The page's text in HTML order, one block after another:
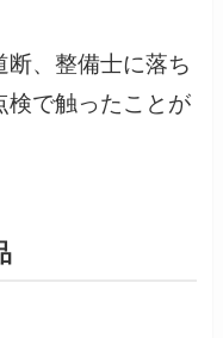
、整備士に落ち
検で触ったことが